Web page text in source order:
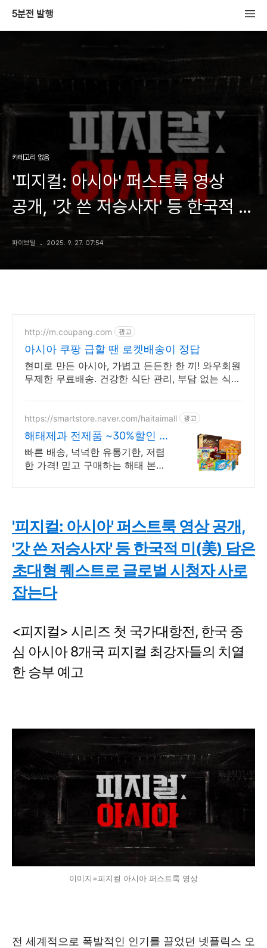
5분전 발행
카테고리 없음
'피지컬: 아시아' 퍼스트룩 영상
공개, '갓 쓴 저승사자' 등 한국적 미
(美) 담은 초대형 퀘스트로 글로벌
파이브틸 2025. 9. 27. 07:54
http://m.coupang.com 광고
아시아 쿠팡 급할 땐 로켓배송이 정답
현미로 만든 아시아, 가볍고 든든한 한 끼! 와우회원
무제한 무료배송. 건강한 식단 관리, 부담 없는 식사
https://smartstore.naver.com/haitaimall 광고
해태제과 전제품 ~30%할인 해
태제과 본사 공식몰
빠른 배송, 넉넉한 유통기한, 저렴
한 가격! 믿고 구매하는 해태 본사
'피지컬: 아시아' 퍼스트룩 영상 공개,
'갓 쓴 저승사자' 등 한국적 미(美) 담은
초대형 퀘스트로 글로벌 시청자 사로
잡는다
<피지컬> 시리즈 첫 국가대항전, 한국 중
심 아시아 8개국 피지컬 최강자들의 치열
한 승부 예고
이미지=피지컬 아시아 퍼스트룩 영상
전 세계적으로 폭발적인 인기를 끌었던 넷플릭스 오